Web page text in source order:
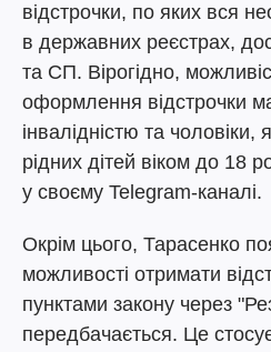
відстрочки, по яких вся
в державних реєстрах,
та СП. Вірогідно,
оформлення відстрочки
інвалідністю та чоловіки,
рідних дітей віком до 18
у своєму Telegram-каналі.
Окрім цього, Тарасенко
можливості отримати
пунктами закону через
передбачається. Це